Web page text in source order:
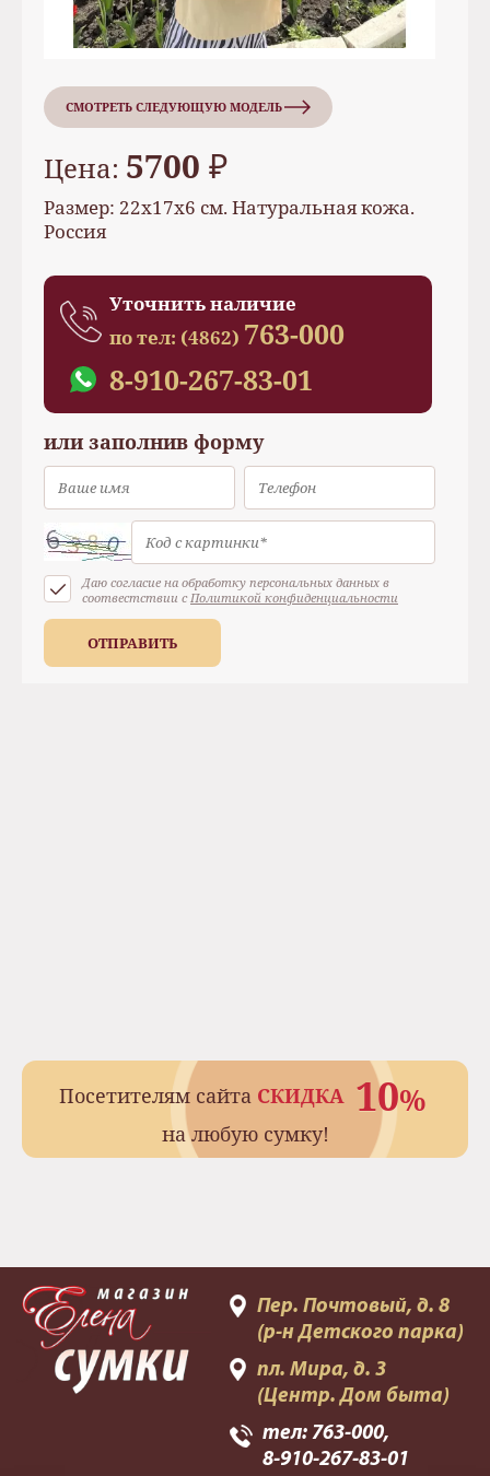
СМОТРЕТЬ СЛЕДУЮЩУЮ МОДЕЛЬ
Цена: 5700 ₽
Размер: 22х17х6 см. Натуральная кожа.
Россия
Уточнить наличие
по тел: (4862) 763-000
8-910-267-83-01
или заполнив форму
Даю согласие на обработку персональных данных в
соотвестствии с Политикой конфиденциальности
ОТПРАВИТЬ
Посетителям сайта СКИДКА 10%
на любую сумку!
Пер. Почтовый, д. 8
(р-н Детского парка)
пл. Мира, д. 3
(Центр. Дом быта)
тел: 763-000,
8-910-267-83-01